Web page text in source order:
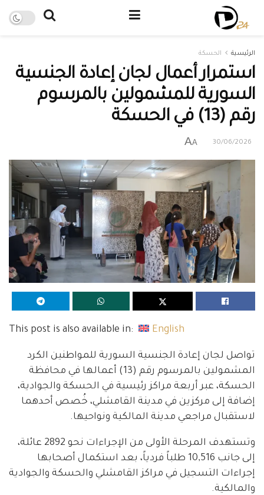
الرئيسية الحسكة
استمرار أعمال لجان إعادة الجنسية
السورية للمشمولين بالمرسوم
رقم (13) في الحسكة
30/06/2026
A
A
This post is also available in: English
تواصل لجان إعادة الجنسية السورية للمواطنين الكرد
المشمولين بالمرسوم رقم (13) أعمالها في محافظة
الحسكة، عبر أربعة مراكز رئيسية في الحسكة والجوادية،
إضافة إلى مركزين في مدينة القامشلي، خُصص أحدهما
لاستقبال مراجعي مدينة المالكية ونواحيها.
وتستهدف المرحلة الأولى من الإجراءات نحو 2892 عائلة،
إلى جانب 10,516 طلباً فردياً، بعد استكمال أصحابها
إجراءات التسجيل في مراكز القامشلي والحسكة والجوادية
والمالكية.